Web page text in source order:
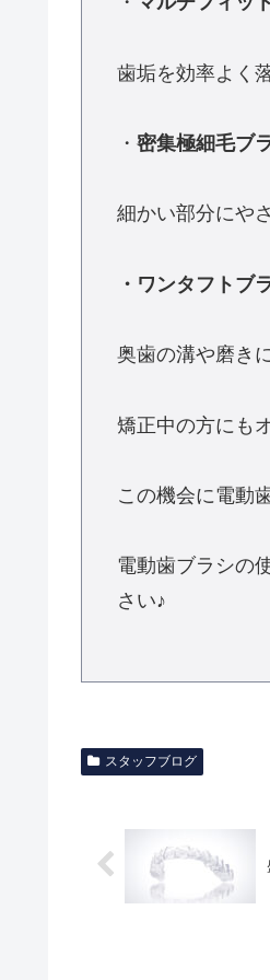
歯垢を効率よく
・密集極細毛ブ
細かい部分にや
・ワンタフトブ
奥歯の溝や磨き
矯正中の方にも
この機会に電動
電動歯ブラシの
さい♪
スタッフブログ